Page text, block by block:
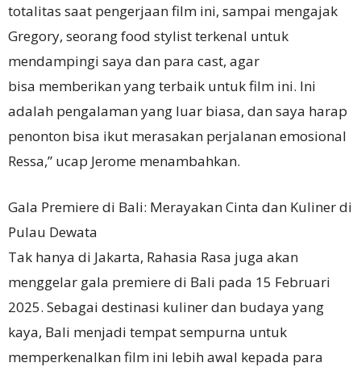
totalitas saat pengerjaan film ini, sampai mengajak
Gregory, seorang food stylist terkenal untuk
mendampingi saya dan para cast, agar
bisa memberikan yang terbaik untuk film ini. Ini
adalah pengalaman yang luar biasa, dan saya harap
penonton bisa ikut merasakan perjalanan emosional
Ressa,” ucap Jerome menambahkan.
Gala Premiere di Bali: Merayakan Cinta dan Kuliner di
Pulau Dewata
Tak hanya di Jakarta, Rahasia Rasa juga akan
menggelar gala premiere di Bali pada 15 Februari
2025. Sebagai destinasi kuliner dan budaya yang
kaya, Bali menjadi tempat sempurna untuk
memperkenalkan film ini lebih awal kepada para